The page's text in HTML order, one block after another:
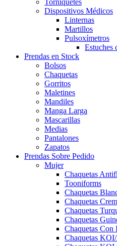
Torniquetes
Dispositivos Médicos
Linternas
Martillos
Pulsoxímetros
Estuches
Prendas en Stock
Bolsos
Chaquetas
Gorritos
Maletines
Mandiles
Manga Larga
Mascarillas
Medias
Pantalones
Zapatos
Prendas Sobre Pedido
Mujer
Chaquetas
Tooniforms
Chaquetas
Chaquetas
Chaquetas
Chaquetas
Chaquetas Con
Chaquetas